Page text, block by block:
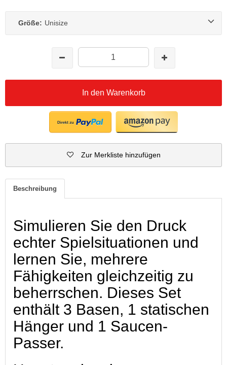
Größe: Unisize
In den Warenkorb
Zur Merkliste hinzufügen
Beschreibung
Simulieren Sie den Druck
echter Spielsituationen und
lernen Sie, mehrere
Fähigkeiten gleichzeitig zu
beherrschen. Dieses Set
enthält 3 Basen, 1 statischen
Hänger und 1 Saucen-
Passer.